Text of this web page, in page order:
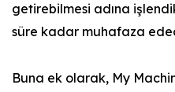
getirebilmesi adına
süre kadar muhafaza
Buna ek olarak, My